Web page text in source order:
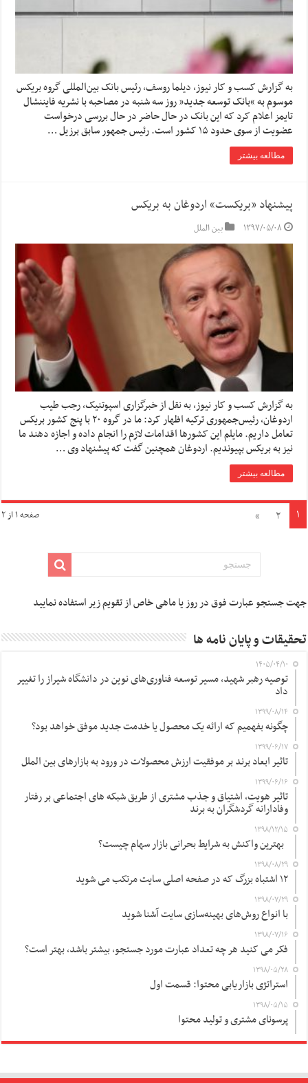
به گزارش کسب و کار نیوز، دیلما روسف، رئیس بانک بین‌المللی گروه بریکس
موسوم به “بانک توسعه جدید” روز سه شنبه در مصاحبه با نشریه فایننشال
تایمز اعلام کرد که این بانک در حال حاضر در حال بررسی درخواست
عضویت از سوی حدود ۱۵ کشور است. رئیس جمهور سابق برزیل …
مطالعه بیشتر
پیشنهاد «بریکست» اردوغان به بریکس
۱۳۹۷/۰۵/۰۸ بین الملل
به گزارش کسب و کار نیوز، به نقل از خبرگزاری اسپوتنیک، رجب طیب
اردوغان، رئیس‌جمهوری ترکیه اظهار کرد: ما در گروه ۲۰ با پنج کشور بریکس
تعامل داریم. مایلم این کشورها اقدامات لازم را انجام داده و اجازه دهند ما
نیز به بریکس بپیوندیم. اردوغان همچنین گفت که پیشنهاد وی …
مطالعه بیشتر
صفحه ۱ از ۲ ۱ ۲ »
جهت جستجو عبارت فوق در روز یا ماهی خاص از تقویم زیر استفاده نمایید
تحقیقات و پایان نامه ها
۱۴۰۵/۰۴/۱۰
توصیه رهبر شهید، مسیر توسعه فناوری‌های نوین در دانشگاه شیراز را تغییر
داد
۱۳۹۹/۰۸/۱۴
چگونه بفهمیم که ارائه یک محصول یا خدمت جدید موفق خواهد بود؟
۱۳۹۹/۰۶/۱۷
تاثیر ابعاد برند بر موفقیت ارزش محصولات در ورود به بازارهای بین الملل
۱۳۹۹/۰۶/۱۶
تاثیر هویت، اشتیاق و جذب مشتری از طریق شبکه های اجتماعی بر رفتار
وفادارانه گردشگران به برند
۱۳۹۸/۱۲/۱۵
بهترین واکنش به شرایط بحرانی بازار سهام چیست؟
۱۳۹۸/۰۸/۲۹
۱۲ اشتباه بزرگ که در صفحه اصلی سایت مرتکب می شوید
۱۳۹۸/۰۷/۲۹
با انواع روش‌های بهینه‌سازی سایت آشنا شوید
۱۳۹۸/۰۷/۱۶
فکر می کنید هر چه تعداد عبارت مورد جستجو، بیشتر باشد، بهتر است؟
۱۳۹۸/۰۵/۲۸
استراتژی بازاریابی محتوا: قسمت اول
۱۳۹۸/۰۵/۱۵
پرسونای مشتری و تولید محتوا